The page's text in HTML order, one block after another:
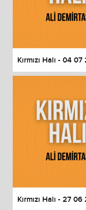
Kırmızı Halı - 04
Kırmızı Halı - 27